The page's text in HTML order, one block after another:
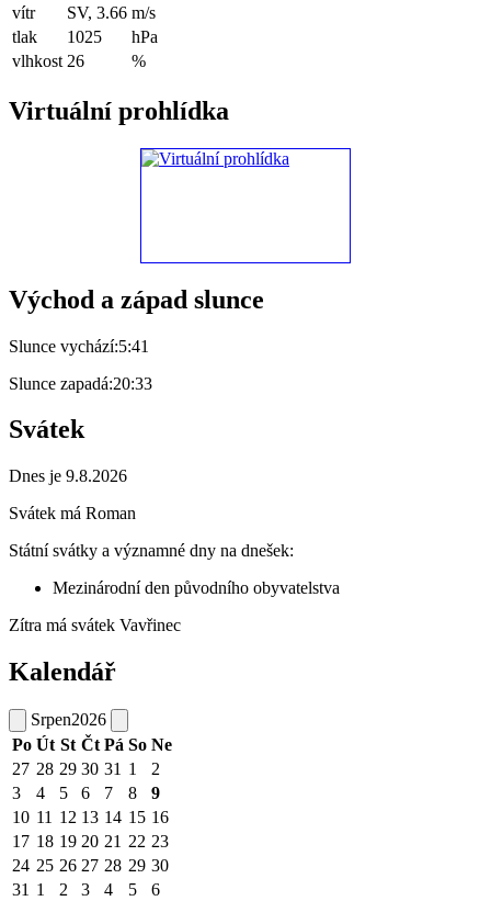
vítr
SV, 3.66 m/s
tlak
1025
hPa
vlhkost 26 %
Virtuální prohlídka
Východ a západ slunce
Slunce vychází:5:41
Slunce zapadá:20:33
Svátek
Dnes je 9.8.2026
Svátek má Roman
Státní svátky a významné dny na dnešek:
Mezinárodní den původního obyvatelstva
Zítra má svátek Vavřinec
Kalendář
Srpen2026
Po Út St Čt Pá So Ne
27 28 29 30 31 1
2
3
4 5 6 7 8
9
10 11 12 13 14 15 16
17 18 19 20 21 22 23
24 25 26 27 28 29 30
31 1 2 3 4 5 6